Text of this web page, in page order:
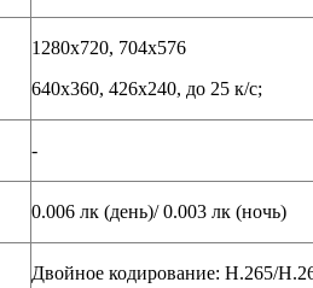
1280x720, 704x576
640х360, 426х240, до 25 к/с;
-
0.006 лк (день)/ 0.003 лк (ночь)
Двойное кодирование: H.265/H